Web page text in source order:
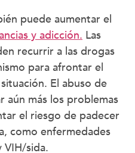
puede aumentar el
y adicción. Las
recurrir a las drogas
para afrontar el
El abuso de
aún más los problemas
el riesgo de padecer
como enfermedades
VIH/sida.